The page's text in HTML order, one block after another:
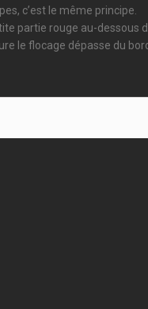
c’est le même principe.
partie rouge au-dessous
le flocage dépasse du